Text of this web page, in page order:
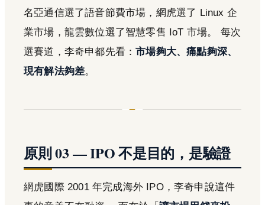
名亞通信選了語音節費市場，網虎選了 Linux 企
業市場，龍雲數位選了智慧零售 IoT 市場。 每次
選賽道，李奇申都先看：市場夠大、痛點夠深、
現有解法夠差。
原則 03 — IPO 不是目的，是驗證
網虎國際 2001 年完成海外 IPO，李奇申說這件